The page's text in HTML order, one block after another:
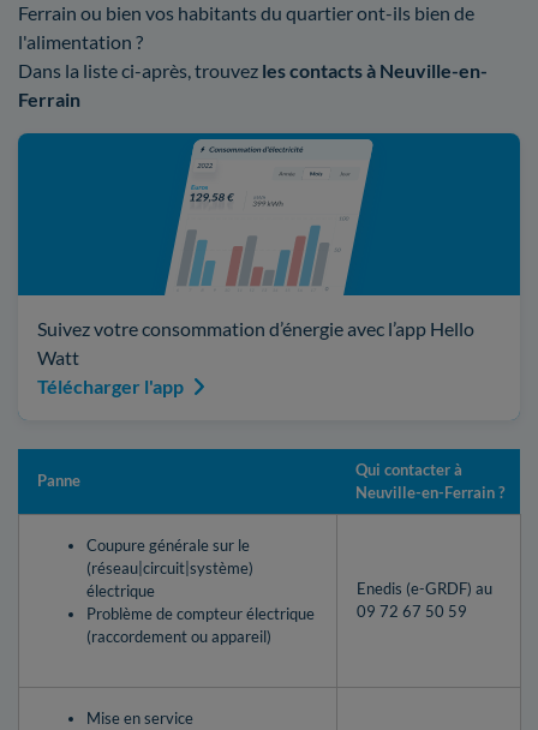
Ferrain ou bien vos habitants du quartier ont-ils bien de
l'alimentation ?
Dans la liste ci-après, trouvez les contacts à Neuville-en-
Ferrain
Suivez votre consommation d’énergie avec l’app Hello
Watt
Télécharger l'app
Panne
Qui contacter à
Neuville-en-Ferrain ?
Coupure générale sur le
(réseau|circuit|système)
électrique
Problème de compteur électrique
(raccordement ou appareil)
Enedis (e-GRDF) au
09 72 67 50 59
Mise en service